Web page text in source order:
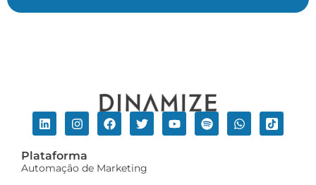
Plataforma
Automação de Marketing